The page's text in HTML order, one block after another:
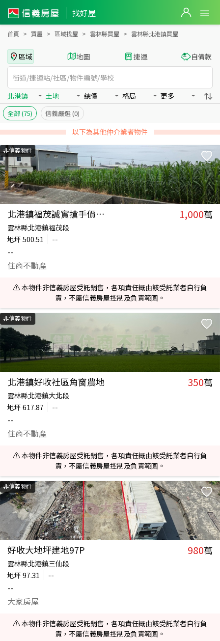
找好屋
雲林縣北港鎮買房：土地房屋物件出售、房價分析
首頁 買屋 區域找屋 雲林縣買屋 雲林縣北港鎮買屋
區域 地圖 捷運 自備款
北港鎮 土地 總價 格局 更多
全部(75) 信義嚴選 (0)
以下為其他仲介業者物件
非信義物件
北港鎮福茂誠實搶手價農地 1,000萬
雲林縣北港鎮福茂段
地坪 500.51
--
--
住商不動產
⚠️ 本物件非信義房屋受託銷售，各項責任概由該受託業者自行負
責，不屬信義房屋控制及負責範圍。
非信義物件
北港鎮好收社區角窗農地 350萬
雲林縣北港鎮大北段
地坪 617.87
--
--
住商不動產
⚠️ 本物件非信義房屋受託銷售，各項責任概由該受託業者自行負
責，不屬信義房屋控制及負責範圍。
非信義物件
好收大地坪建地97P 980萬
雲林縣北港鎮三仙段
地坪 97.31
--
--
大家房屋
⚠️ 本物件非信義房屋受託銷售，各項責任概由該受託業者自行負
責，不屬信義房屋控制及負責範圍。